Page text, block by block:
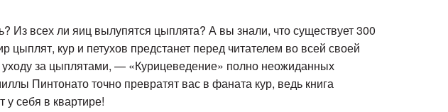
всех ли яиц вылупятся цыплята? А вы знали, что существует 300
кур и петухов предстанет перед читателем во всей своей
уходу за цыплятами, — «Курицеведение» полно неожиданных
Пинтонато точно превратят вас в фаната кур, ведь книга
себя в квартире!